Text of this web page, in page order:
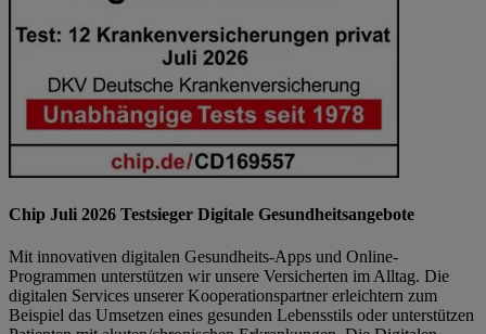
Chip Juli 2026 Testsieger Digitale Gesundheitsangebote
Mit innovativen digitalen Gesundheits-Apps und Online-
Programmen unterstützen wir unsere Versicherten im Alltag. Die
digitalen Services unserer Kooperationspartner erleichtern zum
Beispiel das Umsetzen eines gesunden Lebensstils oder unterstützen